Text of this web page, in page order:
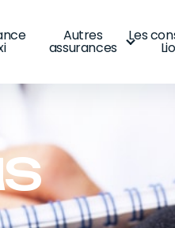
Autres
assurances
Les